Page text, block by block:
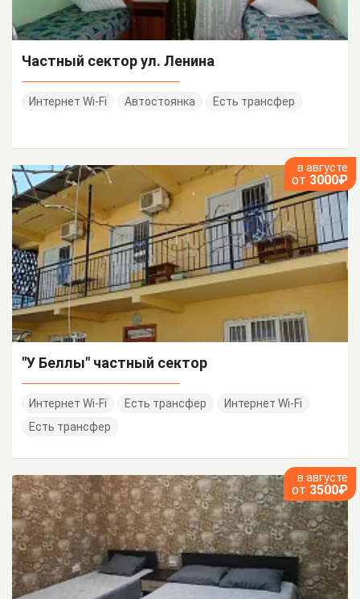
Частный сектор ул. Ленина
Интернет Wi-Fi Автостоянка Есть трансфер
в августе
от 3000₽
"У Беллы" частный сектор
Интернет Wi-Fi Есть трансфер
Интернет Wi-Fi
Есть трансфер
в августе
от 3500₽